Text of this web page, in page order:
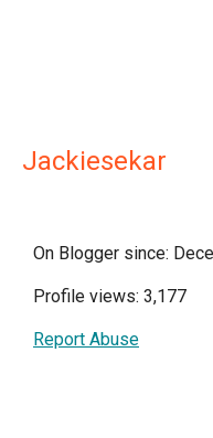
Jackiesekar
On Blogger since:
Profile views: 3,177
Report Abuse